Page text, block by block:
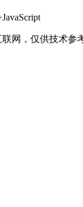
网，仅供技术参